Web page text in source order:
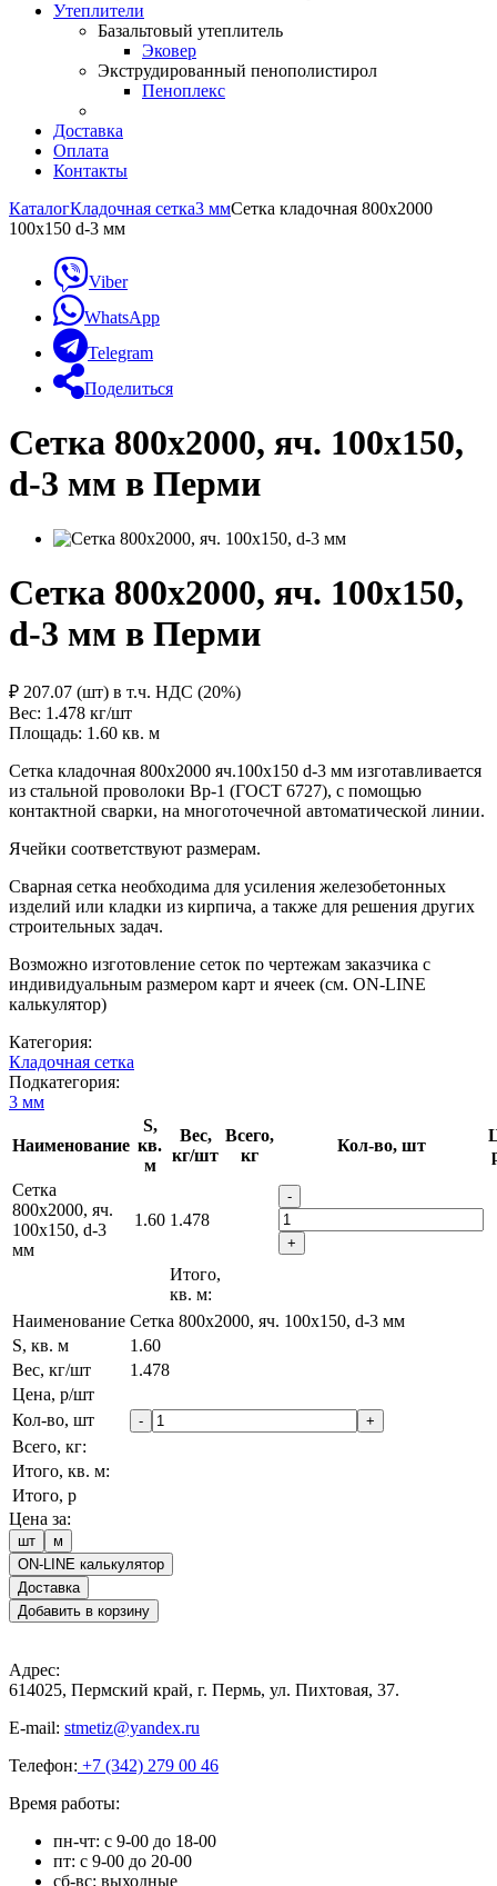
Утеплители
Базальтовый утеплитель
Эковер
Экструдированный пенополистирол
Пеноплекс
Доставка
Оплата
Контакты
КаталогКладочная сетка3 ммСетка кладочная 800х2000
100х150 d-3 мм
Viber
WhatsApp
Telegram
Поделиться
Сетка 800х2000, яч. 100х150,
d-3 мм в Перми
Сетка 800х2000, яч. 100х150,
d-3 мм в Перми
₽ 207.07 (шт) в т.ч. НДС (20%)
Вес: 1.478 кг/шт
Площадь: 1.60 кв. м
Сетка кладочная 800х2000 яч.100х150 d-3 мм изготавливается
из стальной проволоки Вр-1 (ГОСТ 6727), с помощью
контактной сварки, на многоточечной автоматической линии.
Ячейки соответствуют размерам.
Сварная сетка необходима для усиления железобетонных
изделий или кладки из кирпича, а также для решения других
строительных задач.
Возможно изготовление сеток по чертежам заказчика с
индивидуальным размером карт и ячеек (см. ON-LINE
калькулятор)
Категория:
Кладочная сетка
Подкатегория:
3 мм
Наименование
S,
кв.
м
Вес,
кг/шт
Всего,
кг
Кол-во, шт
Сетка
800х2000, яч.
100х150, d-3
мм
1.60 1.478
-
+
Итого,
кв. м:
Наименование Сетка 800х2000, яч. 100х150, d-3 мм
S, кв. м
1.60
Вес, кг/шт
1.478
Цена, р/шт
Кол-во, шт
- +
Всего, кг:
Итого, кв. м:
Итого, р
Цена за:
шт
м
ON-LINE калькулятор
Доставка
Добавить в корзину
Адрес:
614025, Пермский край, г. Пермь, ул. Пихтовая, 37.
E-mail: stmetiz@yandex.ru
Телефон: +7 (342) 279 00 46
Время работы:
пн-чт: с 9-00 до 18-00
пт: с 9-00 до 20-00
сб-вс: выходные